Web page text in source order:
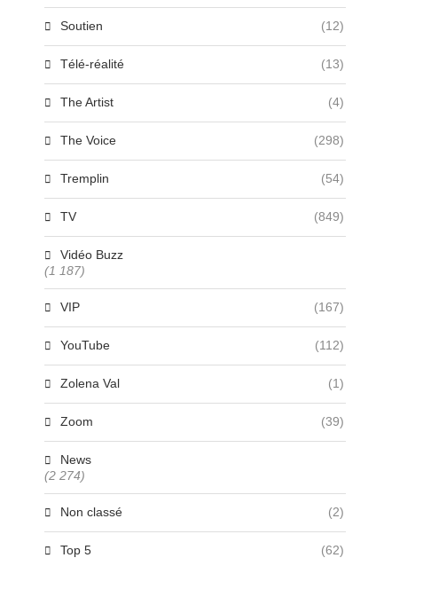
Soutien (12)
Télé-réalité (13)
The Artist (4)
The Voice (298)
Tremplin (54)
TV (849)
Vidéo Buzz
(1 187)
VIP (167)
YouTube (112)
Zolena Val (1)
Zoom (39)
News
(2 274)
Non classé (2)
Top 5 (62)